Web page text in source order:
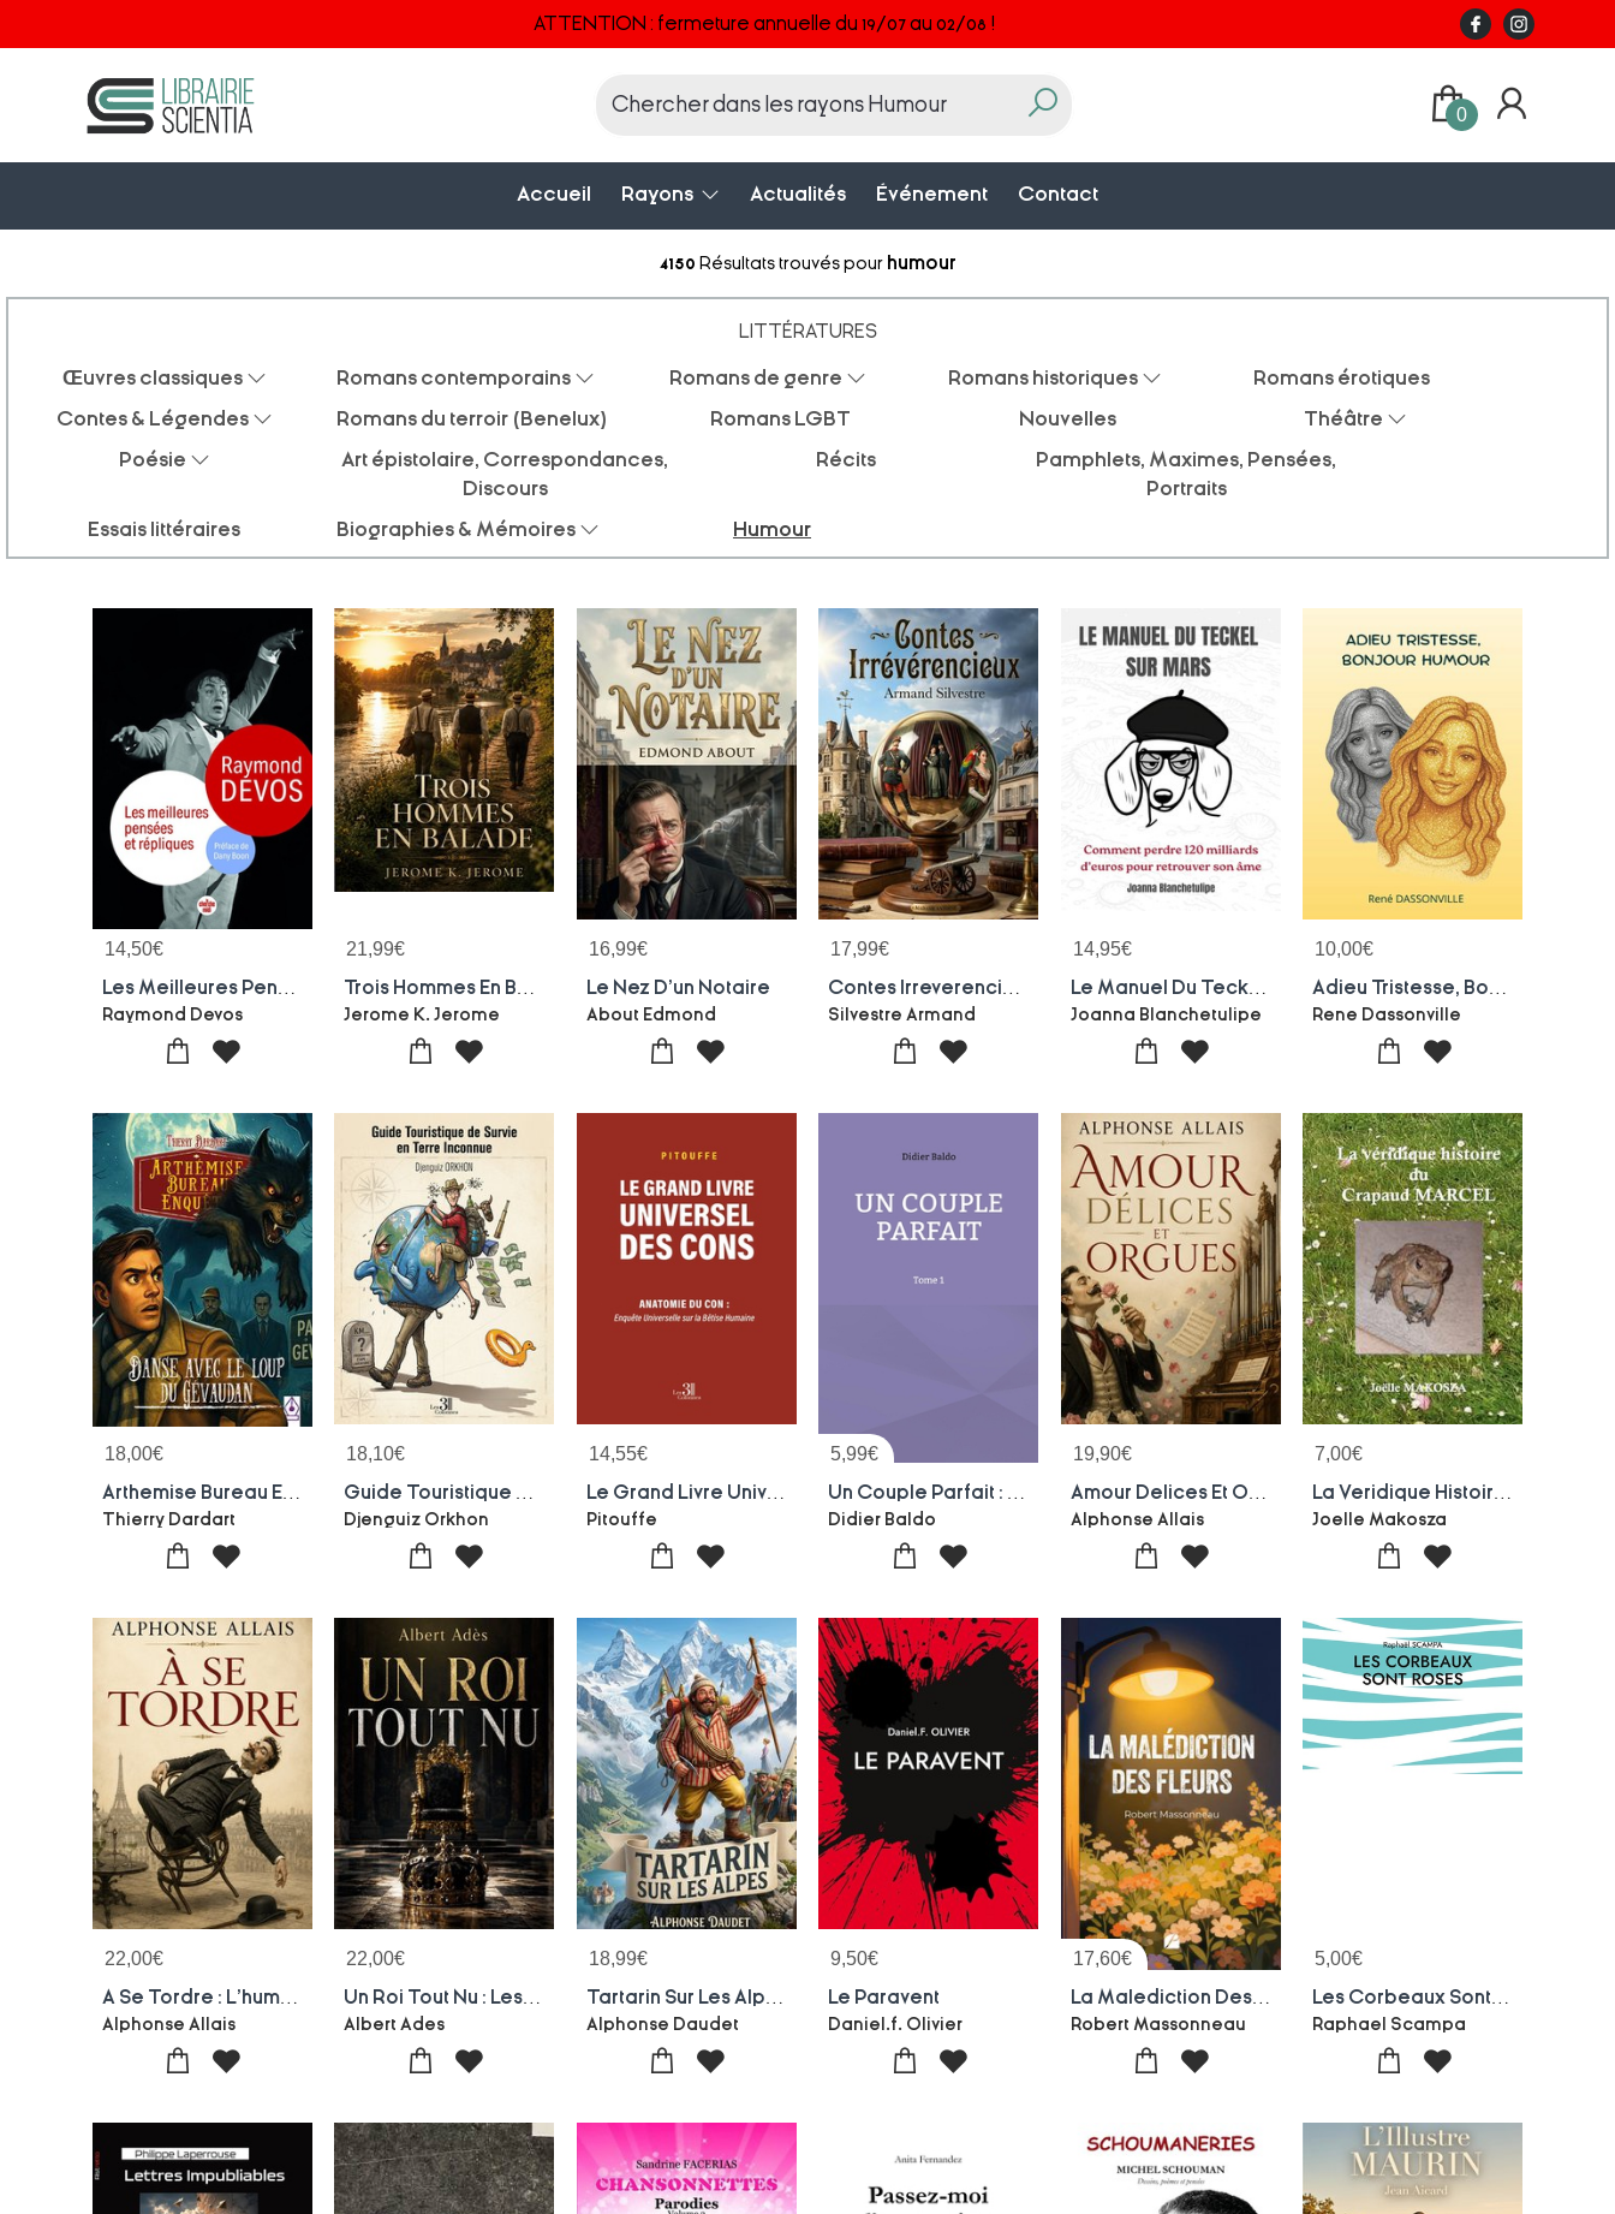
ATTENTION : fermeture annuelle du 19/07 au 02/08 !
0
Accueil Rayons Actualités Événement Contact
4150 Résultats trouvés pour humour
LITTÉRATURES
Œuvres classiques Romans contemporains Romans de genre Romans historiques
Romans érotiques
Contes & Légendes
Romans du terroir (Benelux) Romans LGBT Nouvelles
Théâtre
Poésie
Art épistolaire, Correspondances,
Discours
Récits
Pamphlets, Maximes, Pensées,
Portraits
Essais littéraires
Biographies & Mémoires Humour
14,50€
Raymond Devos
21,99€
Jerome K. Jerome
16,99€
Le Nez D'un Notaire
About Edmond
17,99€
Silvestre Armand
14,95€
Le Manuel Du Teckel Sur Mars : Comment Perdre 120 Milliards D'euros Pour Retrouver Son Ame
Joanna Blanchetulipe
10,00€
Rene Dassonville
18,00€
Arthemise Bureau Enquete Tome 6 : Danse Avec Le Loup Du Gevaudan
Thierry Dardart
18,10€
Djenguiz Orkhon
14,55€
Le Grand Livre Universel Des Cons : Anatomie Du Con : Enquete Universelle Sur La Betise Humaine
Pitouffe
5,99€
Didier Baldo
19,90€
Alphonse Allais
7,00€
Joelle Makosza
22,00€
A Se Tordre : L'humour Absurde Au Coeur Du Paris Fin De Siecle
Alphonse Allais
22,00€
Albert Ades
18,99€
Alphonse Daudet
9,50€
Le Paravent
Daniel.f. Olivier
17,60€
La Malediction Des Fleurs
Robert Massonneau
5,00€
Raphael Scampa